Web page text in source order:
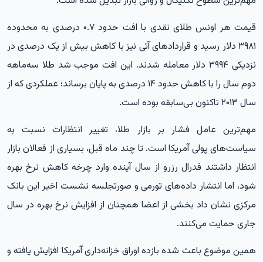
قیمت هر اونس طلای نقدی با افت حدود ۰.۷ درصدی به محدوده
۳۹۸۱ دلار رسید و قراردادهای آتی نیز با کاهش بیش از یک درصدی در
نزدیکی ۳۹۹۴ دلار معامله شدند. این افت موجب شد طلا سه‌ماهه
دوم سال را با کاهش حدود ۱۴ درصدی به پایان برساند؛ عملکردی که از
سال ۲۰۱۳ تاکنون بی‌سابقه بوده است.
مهم‌ترین عامل فشار بر بازار طلا، تغییر انتظارات نسبت به
سیاست‌های پولی آمریکا است. تا چند ماه قبل، بسیاری از فعالان بازار
انتظار داشتند فدرال رزرو از سال آینده وارد چرخه کاهش نرخ بهره
شود، اما انتشار داده‌های تورمی و صورتجلسه نشست اخیر این بانک
مرکزی نشان داد بخشی از اعضا همچنان از افزایش نرخ بهره در سال
جاری حمایت می‌کنند.
همین موضوع باعث شده بازده اوراق خزانه‌داری آمریکا افزایش یافته و